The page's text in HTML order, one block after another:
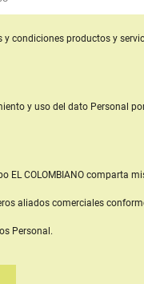
y condiciones productos y
y uso del dato Personal
EL COLOMBIANOcomparta
aliados comerciales
Personal.